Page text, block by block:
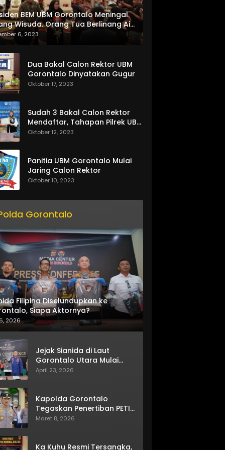
BEM UBM Gorontalo Meningal
Wisuda. Orang Tua Berlinang Air
Menerima SKL dan Pemasangan
6, 2023
Dua Bakal Calon Rektor UBM
Gorontalo Dinyatakan Gugur
Oktober 17, 2023
Sudah 3 Bakal Calon Rektor
Mendaftar, Tahapan Pilrek UBM
Gorontalo Makin Seru
Oktober 12, 2023
Panitia UBM Gorontalo Mulai
Jaring Calon Rektor
Oktober 10, 2023
Gorontalo
Filipina Diselundupkan ke
Siapa Aktornya?
2026
Jejak Sianida di Laut
Gorontalo Utara Mulai
Terkuak
April 23, 2026
Kapolda Gorontalo
Tegaskan Penertiban PETI
Terus Berjalan
Maret 8, 2026
Ka Kuhu Resmi Tersangka,